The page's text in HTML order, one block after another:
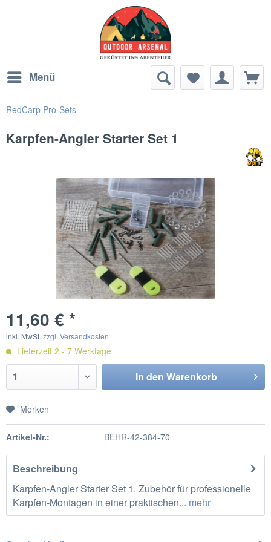
Menü
RedCarp Pro-Sets
Karpfen-Angler Starter Set 1
11,60 € *
inkl. MwSt. zzgl. Versandkosten
Lieferzeit 2 - 7 Werktage
In den Warenkorb
Merken
Artikel-Nr.: BEHR-42-384-70
Beschreibung
Karpfen-Angler Starter Set 1. Zubehör für professionelle
Karpfen-Montagen in einer praktischen... mehr